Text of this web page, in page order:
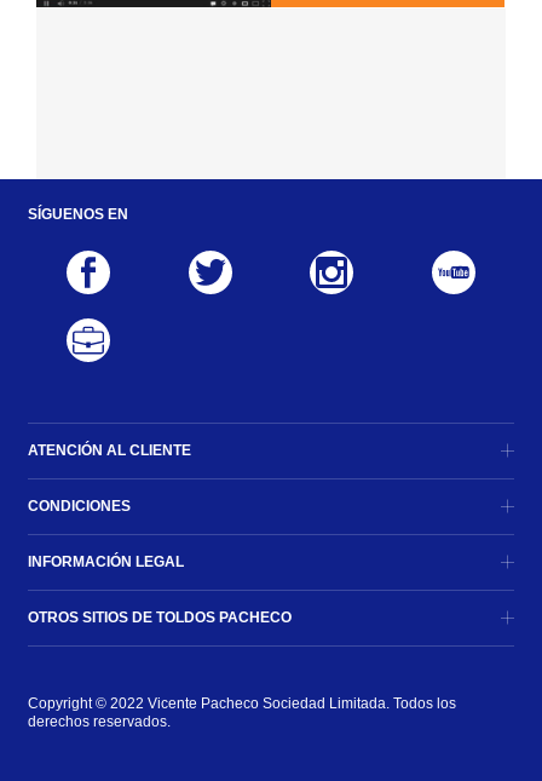
SÍGUENOS EN
ATENCIÓN AL CLIENTE
CONDICIONES
INFORMACIÓN LEGAL
OTROS SITIOS DE TOLDOS PACHECO
Copyright © 2022 Vicente Pacheco Sociedad Limitada. Todos los
derechos reservados.